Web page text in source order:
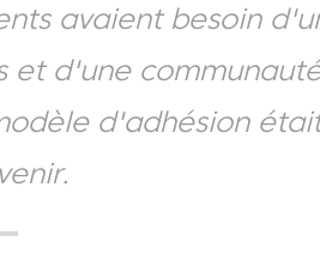
avaient besoin
et d'une
d'adhésion